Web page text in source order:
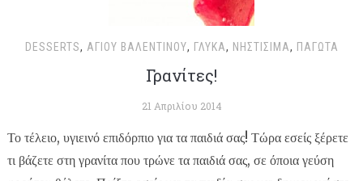
DESSERTS, ΑΓΊΟΥ ΒΑΛΕΝΤΊΝΟΥ, ΓΛΥΚΆ, ΝΗΣΤΊΣΙΜΑ, ΠΑΓΩΤΆ
Γρανίτες!
21 Απριλίου 2014
Το τέλειο, υγιεινό επιδόρπιο για τα παιδιά σας! Τώρα εσείς ξέρετε
τι βάζετε στη γρανίτα που τρώνε τα παιδιά σας, σε όποια γεύση